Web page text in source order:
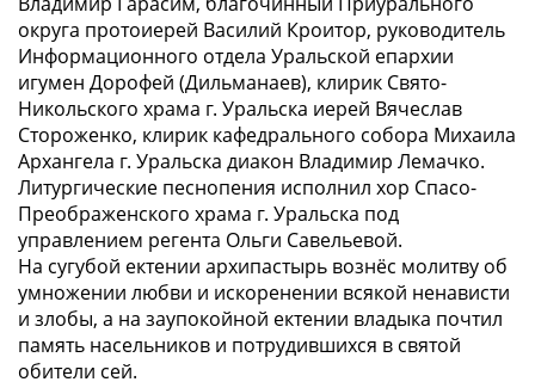
округа протоиерей Василий Кроитор, руководитель
Информационного отдела Уральской епархии
игумен Дорофей (Дильманаев), клирик Свято-
Никольского храма г. Уральска иерей Вячеслав
Стороженко, клирик кафедрального собора Михаила
Архангела г. Уральска диакон Владимир Лемачко.
Литургические песнопения исполнил хор Спасо-
Преображенского храма г. Уральска под
управлением регента Ольги Савельевой.
На сугубой ектении архипастырь вознёс молитву об
умножении любви и искоренении всякой ненависти
и злобы, а на заупокойной ектении владыка почтил
память насельников и потрудившихся в святой
обители сей.